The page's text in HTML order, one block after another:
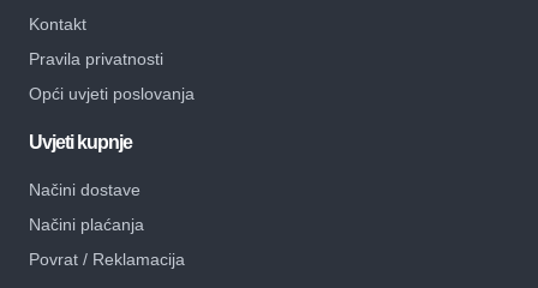
Kontakt
Pravila privatnosti
Opći uvjeti poslovanja
Uvjeti kupnje
Načini dostave
Načini plaćanja
Povrat / Reklamacija